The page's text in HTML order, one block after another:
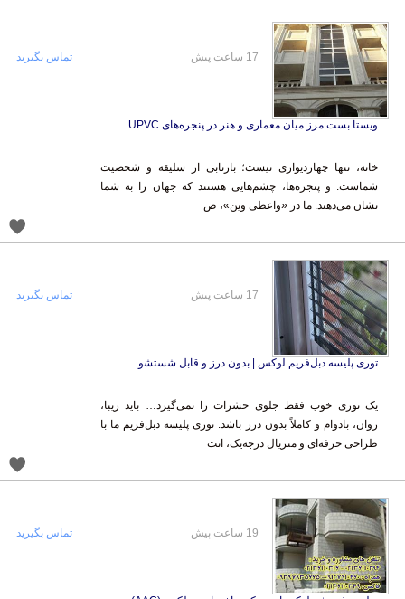
ویستا بست مرز میان معماری و هنر در پنجره‌های UPVC
خانه، تنها چهاردیواری نیست؛ بازتابی از سلیقه و شخصیت
شماست. و پنجره‌ها، چشم‌هایی هستند که جهان را به شما
نشان می‌دهند. ما در «واعظی وین»، ص
17 ساعت پیش تماس بگیرید
توری پلیسه دبل‌فریم لوکس | بدون درز و قابل شستشو
یک توری خوب فقط جلوی حشرات را نمی‌گیرد… باید زیبا،
روان، بادوام و کاملاً بدون درز باشد. توری پلیسه دبل‌فریم ما با
طراحی حرفه‌ای و متریال درجه‌یک، انت
17 ساعت پیش تماس بگیرید
19 ساعت پیش تماس بگیرید